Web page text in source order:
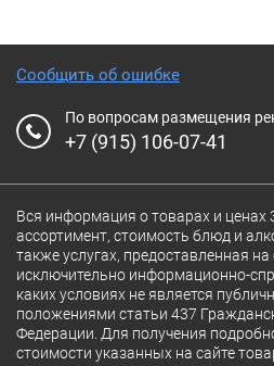
Сообщить об ошибке
По вопросам размещения
+7 (915) 106-07-41
Вся информация о товарах и ценах
ассортимент, стоимость блюд и
также услугах, предоставленная на
исключительно информационно-
каких условиях не является
положениями статьи 437
Федерации. Для получения
стоимости указанных на сайте